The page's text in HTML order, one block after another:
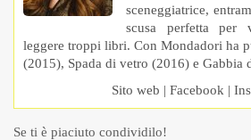
sceneggiatrice,
scusa perfetta per
leggere troppi libri. Con Mondadori ha
(2015), Spada di vetro (2016) e Gabbia
Sito web | Facebook |
Se ti è piaciuto condividilo!